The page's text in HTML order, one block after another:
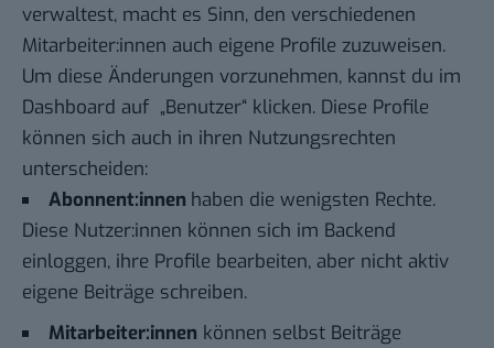
verwaltest, macht es Sinn, den verschiedenen
Mitarbeiter:innen auch eigene Profile zuzuweisen.
Um diese Änderungen vorzunehmen, kannst du im
Dashboard auf „Benutzer“ klicken. Diese Profile
können sich auch in ihren Nutzungsrechten
unterscheiden:
Abonnent:innen haben die wenigsten Rechte.
Diese Nutzer:innen können sich im Backend
einloggen, ihre Profile bearbeiten, aber nicht aktiv
eigene Beiträge schreiben.
Mitarbeiter:innen können selbst Beiträge